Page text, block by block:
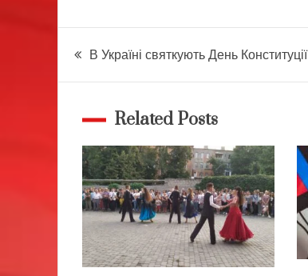
Навігація
записів
В Україні святкують День Конституції
Related Posts